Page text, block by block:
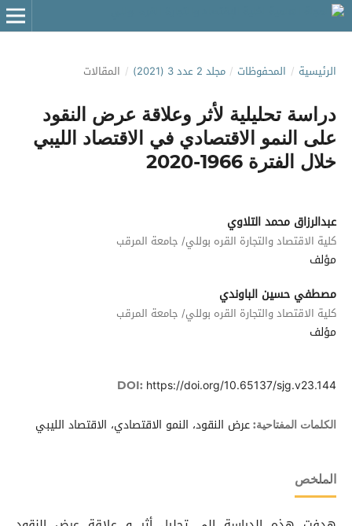
الرئيسية / المحفوظات / مجلد 2 عدد 3 (2021) / المقالات
دراسة تحليلية لأثر وعلاقة عرض النقود
على النمو الاقتصادي في الاقتصاد الليبي
خلال الفترة 1966-2020
عبدالرزاق محمد التلاوي
كلية الاقتصاد والتجارة القره بوللي/ جامعة المرقب
مؤلف
مصطفي حسين الباوندي
كلية الاقتصاد والتجارة القره بوللي/ جامعة المرقب
مؤلف
DOI: https://doi.org/10.65137/sjg.v23.144
الكلمات المفتاحية: عرض النقود، النمو الاقتصادي، الاقتصاد الليبي
الملخص